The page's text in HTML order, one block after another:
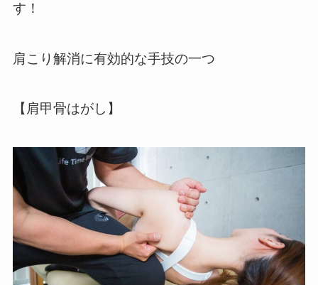
す！
肩こり解消に有効的な手技の一つ
【肩甲骨はがし】